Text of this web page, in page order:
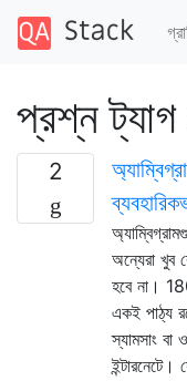
প্রশ্ন
2
অন্যেরা খুব
হবে না।
একই পাঠ্য
স্যামসাং বা